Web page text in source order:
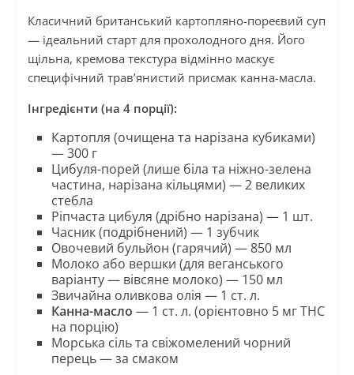
Класичний британський картопляно-пореєвий суп
— ідеальний старт для прохолодного дня. Його
щільна, кремова текстура відмінно маскує
специфічний трав’янистий присмак канна-масла.
Інгредієнти (на 4 порції):
Картопля (очищена та нарізана кубиками)
— 300 г
Цибуля-порей (лише біла та ніжно-зелена
частина, нарізана кільцями) — 2 великих
стебла
Ріпчаста цибуля (дрібно нарізана) — 1 шт.
Часник (подрібнений) — 1 зубчик
Овочевий бульйон (гарячий) — 850 мл
Молоко або вершки (для веганського
варіанту — вівсяне молоко) — 150 мл
Звичайна оливкова олія — 1 ст. л.
Канна-масло — 1 ст. л. (орієнтовно 5 мг THC
на порцію)
Морська сіль та свіжомелений чорний
перець — за смаком